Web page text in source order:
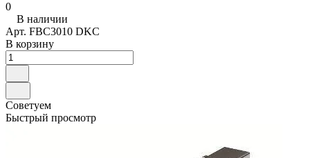
0
В наличии
Арт. FBC3010 DKC
В корзину
Советуем
Быстрый просмотр